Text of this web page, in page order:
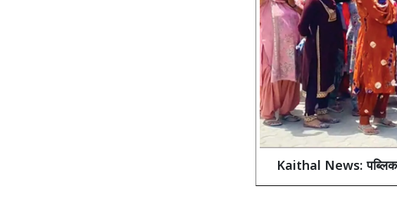
Kaithal News: पब्लिक